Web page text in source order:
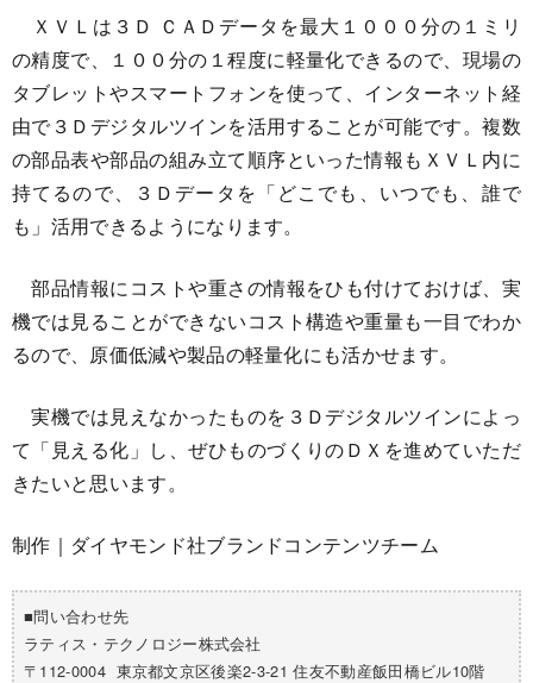
ＸＶＬは３Ｄ ＣＡＤデータを最大１０００分の１ミリ
の精度で、１００分の１程度に軽量化できるので、現場の
タブレットやスマートフォンを使って、インターネット経
由で３Ｄデジタルツインを活用することが可能です。複数
の部品表や部品の組み立て順序といった情報もＸＶＬ内に
持てるので、３Ｄデータを「どこでも、いつでも、誰で
も」活用できるようになります。
部品情報にコストや重さの情報をひも付けておけば、実
機では見ることができないコスト構造や重量も一目でわか
るので、原価低減や製品の軽量化にも活かせます。
実機では見えなかったものを３Ｄデジタルツインによっ
て「見える化」し、ぜひものづくりのＤＸを進めていただ
きたいと思います。
制作｜ダイヤモンド社ブランドコンテンツチーム
■問い合わせ先
ラティス・テクノロジー株式会社
〒112-0004 東京都文京区後楽2-3-21 住友不動産飯田橋ビル10階